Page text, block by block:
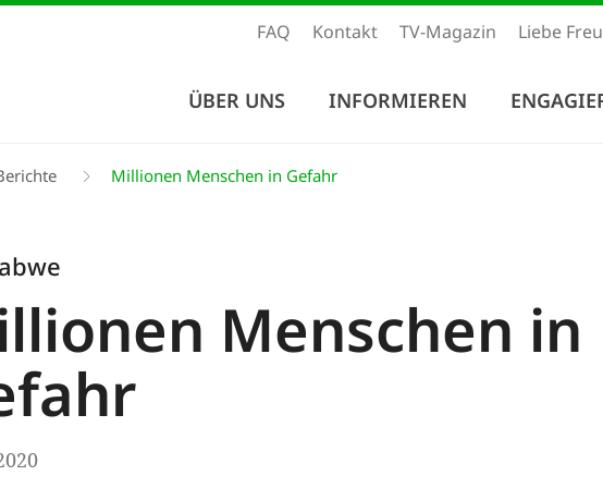
FAQ Kontakt TV-Magazin Liebe
ÜBER UNS INFORMIEREN
Millionen Menschen in Gefahr
Menschen in